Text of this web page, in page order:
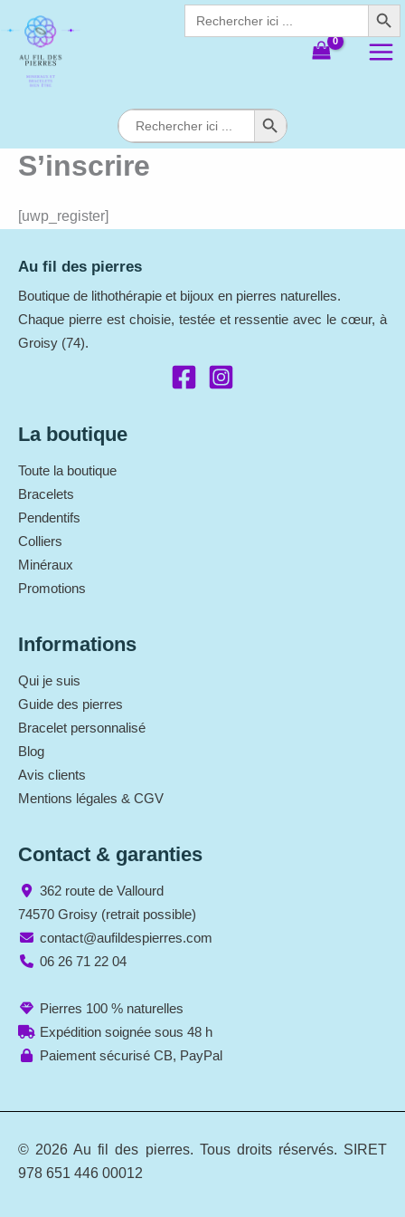
Search
for:
Search
au
contenu
Search
for:
Search Button
S’inscrire
[uwp_register]
Au fil des pierres
Boutique de lithothérapie et bijoux en pierres naturelles.
Chaque pierre est choisie, testée et ressentie avec le cœur, à
Groisy (74).
La boutique
Toute la boutique
Bracelets
Pendentifs
Colliers
Minéraux
Promotions
Informations
Qui je suis
Guide des pierres
Bracelet personnalisé
Blog
Avis clients
Mentions légales & CGV
Contact & garanties
362 route de Vallourd
74570 Groisy (retrait possible)
contact@aufildespierres.com
06 26 71 22 04
Pierres 100 % naturelles
Expédition soignée sous 48 h
Paiement sécurisé CB, PayPal
© 2026 Au fil des pierres. Tous droits réservés. SIRET
978 651 446 00012